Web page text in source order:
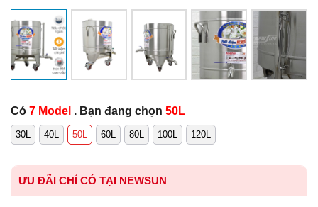
Có 7 Model . Bạn đang chọn 50L
30L 40L 50L 60L 80L 100L 120L
ƯU ĐÃI CHỈ CÓ TẠI NEWSUN